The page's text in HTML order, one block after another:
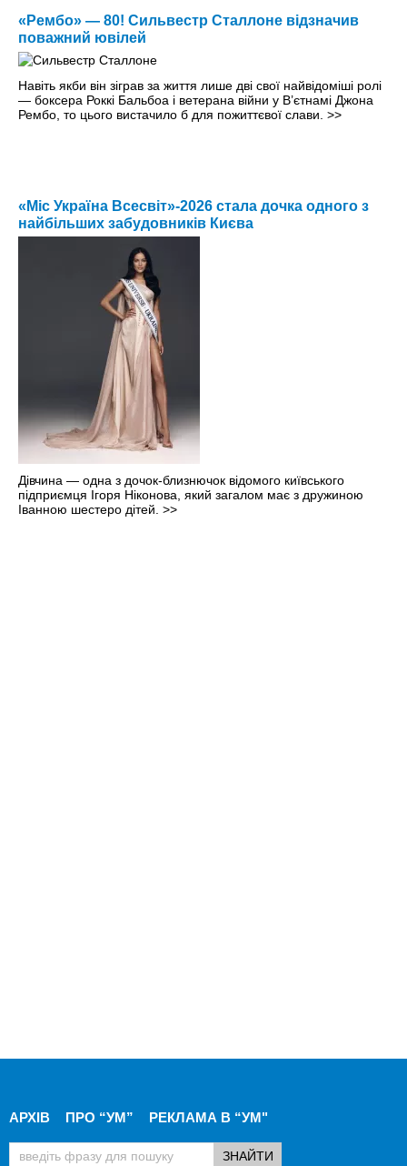
«Рембо» — 80! Сильвестр Сталлоне відзначив
поважний ювілей
Навіть якби він зіграв за життя лише дві свої найвідоміші ролі
— боксера Роккі Бальбоа і ветерана війни у В’єтнамі Джона
Рембо, то цього вистачило б для пожиттєвої слави. >>
«Міс Україна Всесвіт»-2026 стала дочка одного з
найбільших забудовників Києва
Дівчина — одна з дочок-близнючок відомого київського
підприємця Ігоря Ніконова, який загалом має з дружиною
Іванною шестеро дітей. >>
АРХІВ ПРО “УМ” РЕКЛАМА В “УМ"